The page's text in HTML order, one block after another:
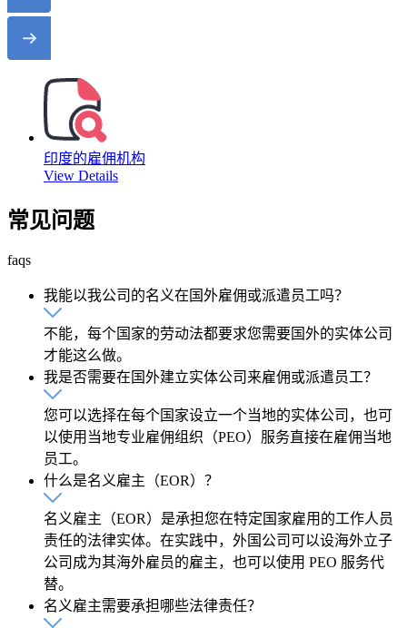
印度的雇佣机构
View Details
常见问题
faqs
我能以我公司的名义在国外雇佣或派遣员工吗？
不能，每个国家的劳动法都要求您需要国外的实体公司
才能这么做。
我是否需要在国外建立实体公司来雇佣或派遣员工？
您可以选择在每个国家设立一个当地的实体公司，也可
以使用当地专业雇佣组织（PEO）服务直接在雇佣当地
员工。
什么是名义雇主（EOR）？
名义雇主（EOR）是承担您在特定国家雇用的工作人员
责任的法律实体。在实践中，外国公司可以设海外立子
公司成为其海外雇员的雇主，也可以使用 PEO 服务代
替。
名义雇主需要承担哪些法律责任？